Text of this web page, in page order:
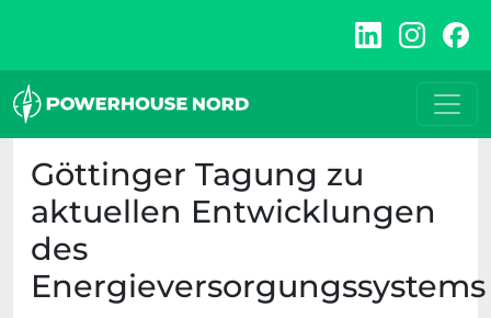
Göttinger Tagung zu
aktuellen Entwicklungen
des
Energieversorgungssystems